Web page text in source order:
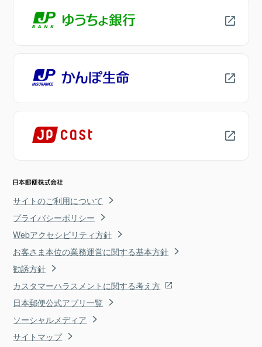
サイトのご利用について
プライバシーポリシー
Webアクセシビリティ方針
お客さま本位の業務運営に関する基本方針
勧誘方針
カスタマーハラスメントに関する考え方
日本郵便公式アプリ一覧
ソーシャルメディア
サイトマップ